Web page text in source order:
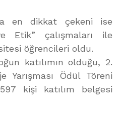
en dikkat çekeni ise
Etik” çalışmaları ile
öğrencileri oldu.
katılımın olduğu, 2.
Yarışması Ödül Töreni
kişi katılım belgesi